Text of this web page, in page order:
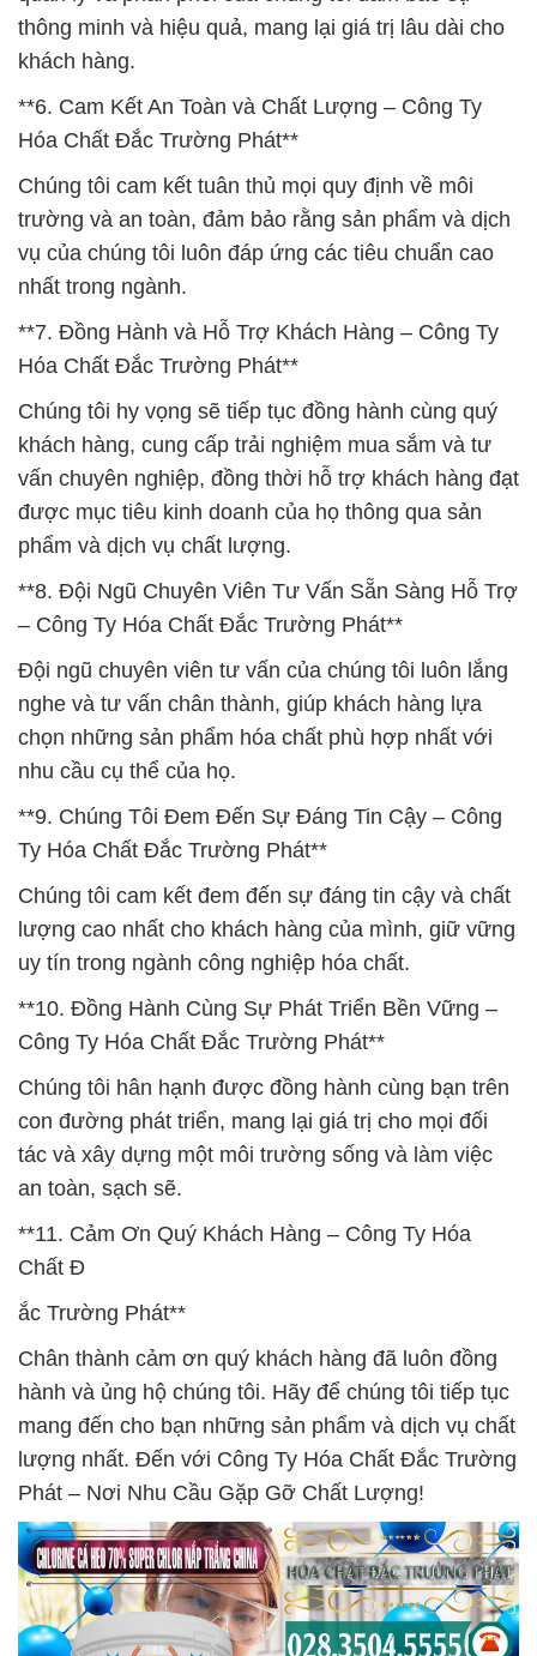
thông minh và hiệu quả, mang lại giá trị lâu dài cho
khách hàng.
**6. Cam Kết An Toàn và Chất Lượng – Công Ty
Hóa Chất Đắc Trường Phát**
Chúng tôi cam kết tuân thủ mọi quy định về môi
trường và an toàn, đảm bảo rằng sản phẩm và dịch
vụ của chúng tôi luôn đáp ứng các tiêu chuẩn cao
nhất trong ngành.
**7. Đồng Hành và Hỗ Trợ Khách Hàng – Công Ty
Hóa Chất Đắc Trường Phát**
Chúng tôi hy vọng sẽ tiếp tục đồng hành cùng quý
khách hàng, cung cấp trải nghiệm mua sắm và tư
vấn chuyên nghiệp, đồng thời hỗ trợ khách hàng đạt
được mục tiêu kinh doanh của họ thông qua sản
phẩm và dịch vụ chất lượng.
**8. Đội Ngũ Chuyên Viên Tư Vấn Sẵn Sàng Hỗ Trợ
– Công Ty Hóa Chất Đắc Trường Phát**
Đội ngũ chuyên viên tư vấn của chúng tôi luôn lắng
nghe và tư vấn chân thành, giúp khách hàng lựa
chọn những sản phẩm hóa chất phù hợp nhất với
nhu cầu cụ thể của họ.
**9. Chúng Tôi Đem Đến Sự Đáng Tin Cậy – Công
Ty Hóa Chất Đắc Trường Phát**
Chúng tôi cam kết đem đến sự đáng tin cậy và chất
lượng cao nhất cho khách hàng của mình, giữ vững
uy tín trong ngành công nghiệp hóa chất.
**10. Đồng Hành Cùng Sự Phát Triển Bền Vững –
Công Ty Hóa Chất Đắc Trường Phát**
Chúng tôi hân hạnh được đồng hành cùng bạn trên
con đường phát triển, mang lại giá trị cho mọi đối
tác và xây dựng một môi trường sống và làm việc
an toàn, sạch sẽ.
**11. Cảm Ơn Quý Khách Hàng – Công Ty Hóa
Chất Đ
ắc Trường Phát**
Chân thành cảm ơn quý khách hàng đã luôn đồng
hành và ủng hộ chúng tôi. Hãy để chúng tôi tiếp tục
mang đến cho bạn những sản phẩm và dịch vụ chất
lượng nhất. Đến với Công Ty Hóa Chất Đắc Trường
Phát – Nơi Nhu Cầu Gặp Gỡ Chất Lượng!